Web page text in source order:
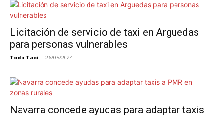
Licitación de servicio de taxi en Arguedas
para personas vulnerables
Todo Taxi - 26/05/2024
Navarra concede ayudas para adaptar taxis